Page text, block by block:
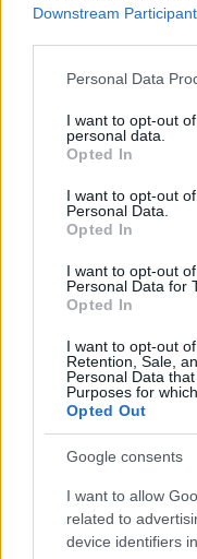
Downstream
Please note that this
not limited to your visit
grant or deny consent
use your data for
consent section.
Personal Data
I want to opt-out
personal data.
Opted In
I want to opt-out
Personal Data.
Opted In
I want to opt-out
Personal Data for
Opted In
I want to opt-out
Retention, Sale,
Personal Data
Purposes for
Opted Out
Google consents
I want to allow
related to
device identifiers
Condividi l'articolo
F
a
ce
b
o
o
k
T
w
it
te
r
Pi
te
re
st
Le